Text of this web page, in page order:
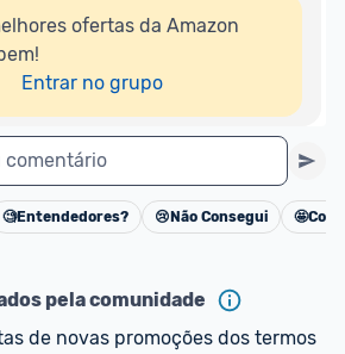
ofertas da Amazon
Entrar no grupo
comentário
Cancelar
🧐Entendedores? 😢 Não Consegui 🤩
pela comunidade
de novas promoções dos termos